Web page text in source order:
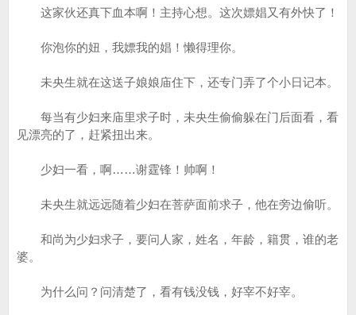
这家伙还真下血本啊！主持心想。这次嫖娼又有外快了！
你泡你的妞，我嫖我的娼！懒得理你。
未央生就在这送子娘娘庙住下，还专门弄了个小日记本。
每当有少妇来庙里求子时，未央生偷偷躲在门后面看，看
见漂亮的了，赶紧扭出来。
少妇一看，啊……谢霆锋！帅啊！
未央生就远远随着少妇在菩萨面前求子，他在旁边偷听。
和尚为少妇求子，要问人家，姓名，年龄，籍贯，谁的老
婆。
为什么问？问清楚了，看有钱没钱，好宰不好宰。